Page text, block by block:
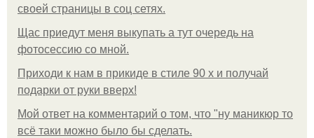
своей страницы в соц сетях.
Щас приедут меня выкупать а тут очередь на
фотосессию со мной.
Приходи к нам в прикиде в стиле 90 х и получай
подарки от руки вверх!
Мой ответ на комментарий о том, что "ну маникюр то
всё таки можно было бы сделать.